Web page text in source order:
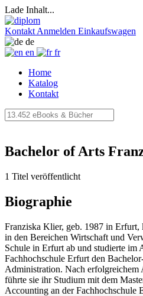
Lade Inhalt...
Kontakt Anmelden Einkaufswagen
de
en
fr
Home
Katalog
Kontakt
Bachelor of Arts
1 Titel veröffentlicht
Biographie
Franziska Klier, geb. 1987 in Erfurt,
in den Bereichen Wirtschaft und
Schule in Erfurt ab und studierte im
Fachhochschule Erfurt den
Administration. Nach erfolgreichem
führte sie ihr Studium mit dem
Accounting an der Fachhochschule